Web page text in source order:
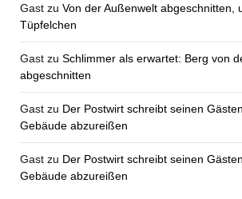
Gast zu Von der Außenwelt abgeschnitten,
Tüpfelchen
Gast zu Schlimmer als erwartet: Berg von
abgeschnitten
Gast zu Der Postwirt schreibt seinen
Gebäude abzureißen
Gast zu Der Postwirt schreibt seinen
Gebäude abzureißen